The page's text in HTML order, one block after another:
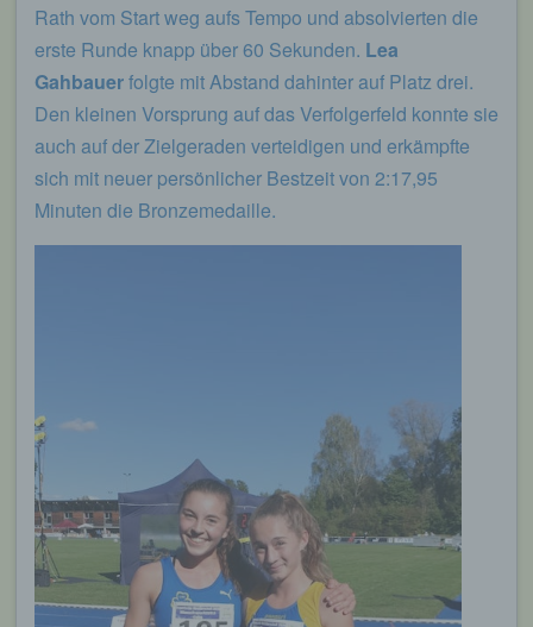
Rath vom Start weg aufs Tempo und absolvierten die
erste Runde knapp über 60 Sekunden. Lea
Gahbauerfolgte mit Abstand dahinter auf Platz drei.
Den kleinen Vorsprung auf das Verfolgerfeld konnte sie
auch auf der Zielgeraden verteidigen und erkämpfte
sich mit neuer persönlicher Bestzeit von 2:17,95
Minuten die Bronzemedaille.